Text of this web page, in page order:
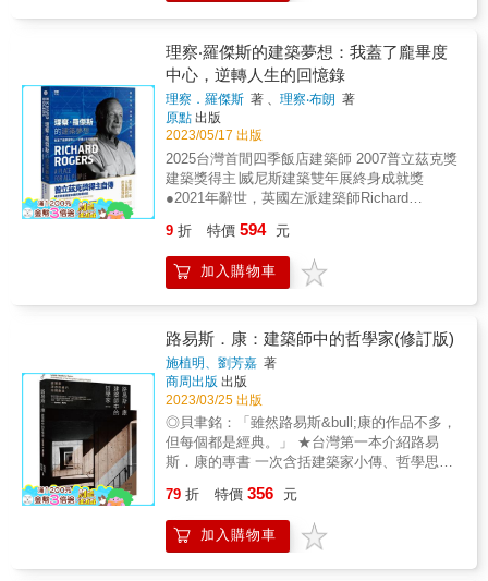
勇氣挺直腰桿？ &bull;當別人都背信棄義，你
是否有勇氣默默履行職責？ &bull;當別人都拋
棄道德，你是否有勇氣不為五斗米折腰？
&bull;當別人都打扮時髦，你是否有勇氣拿出過
時衣服昂首過街？ &bull;當別人都說「是」，
你是否有勇氣獨自站出來說一聲「不」？ &
「人們只為敢推開他們的人讓路。」 我們總想
跟隨主流，免得被其他人冠以「怪人」稱號；
我們附和大眾，沒勇氣承擔自己的抉擇，亦步
亦趨地學別人&hellip;&hellip; ➔只要選擇面對，
只要再堅持一下 沒人強迫你必須要從事何種職
業， 但既然你選擇了，就要做到最好。 &
&bull;為何要在離成功半步之遠時停下腳步？
道？ &bull;為何要不停嘗試各式各樣的工作，
每次從零開始？ & 「人生最大的失敗，在於對
自己不誠實。」 幻想家只有在睡夢中口袋是鼓
的，醒來後發現自己一無所有， 小心看待「多
才多藝」，許多前途無量的人便是栽在這個詞
上。 ➔請把人生、精力和熱情，都奉獻給那份
你能勝任的工作吧！ & ▎只要再多看一眼 善於
機。 & &bull;認為自己天生運氣差，缺乏機
遇？ &bull;當機會終於到來時，你能夠抓住
嗎？ &bull;總想著貴人出現，助你走出不幸牢
理察‧羅傑斯的建築夢想：我蓋了龐畢度
中心，逆轉人生的回憶錄
理察．羅傑斯 著 、理察‧布朗 著
原點 出版
2023/05/17 出版
2025台灣首間四季飯店建築師 2007普立茲克獎
建築獎得主∣威尼斯建築雙年展終身成就獎
●2021年辭世，英國左派建築師Richard
人生勝利組的典型傳記 ▎ 讀寫障礙，不擅繪
圖，被ＡＡ建築聯盟學院教授否定 他如何逆轉
人生，榮獲建築最高殿堂肯定 最的「龐畢度中
如何找路？ 不只是自傳，更是一位傑出建築家
的熱血思辨 「任何關心『人類未來』的人，都
該來讀讀這本。」──Antony Gormley∣英國當
代雕塑大師 「公共空間是一種人權，就像人民
有權利得到像樣的健康照護、食物、教育和住
所。 每個人都應該有權利從家中窗戶看到路
樹。每個人都應該可以坐在自家的門廊或附近
廣場的長椅上。每個人都應該可以在幾分鐘內
走到一座公園，在那裡散步，和小孩玩耍，或
市，就是不夠文明。」──Rogers Stirk Harbour
+ Partners 讓每一棟建築，都有成為「公共空
間」的無窮可能 ▎代表作：龐畢度中心∣倫敦千
9 折 特價 594 元
加入購物車
路易斯．康：建築師中的哲學家(修訂版)
施植明、劉芳嘉 著
商周出版 出版
2023/03/25 出版
◎貝聿銘：「雖然路易斯&bull;康的作品不多，
但每個都是經典。」 ★台灣第一本介紹路易
斯．康的專書 一次含括建築家小傳、哲學思
萊特（Frank Lloyd Wright）之後，美國最重要
的建築名家。 ◆當代建築最重要的精神導師。
◆影響安藤忠雄、改變世界美學的建築大師。
79 折 特價 356 元
加入購物車